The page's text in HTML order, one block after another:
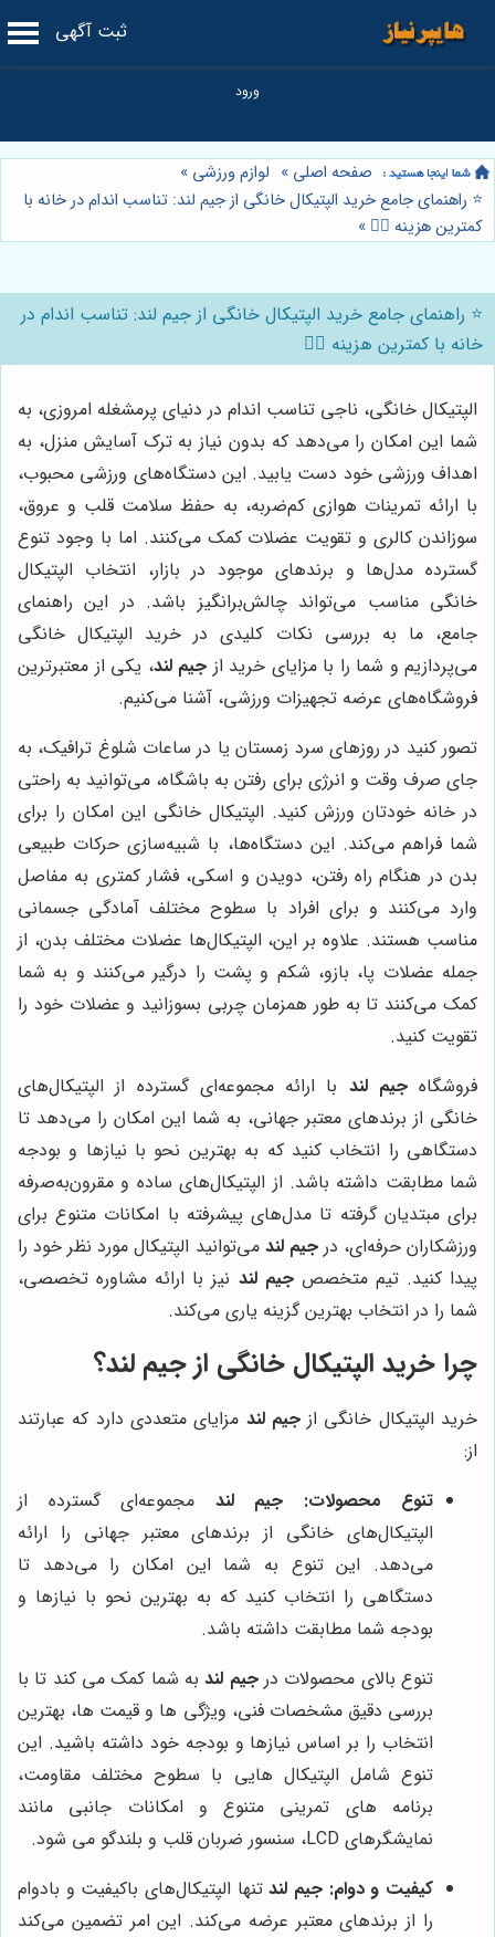
ثبت آگهی
صفحه اصلی » لوازم ورزشی »
⭐️ راهنمای جامع خرید الپتیکال خانگی از جیم لند: تناسب اندام در خانه با
کمترین هزینه 🏃‍♀️ »
⭐️ راهنمای جامع خرید الپتیکال خانگی از جیم لند: تناسب اندام در
خانه با کمترین هزینه 🏃‍♀️
الپتیکال خانگی، ناجی تناسب اندام در دنیای پرمشغله امروزی، به
شما این امکان را می‌دهد که بدون نیاز به ترک آسایش منزل، به
اهداف ورزشی خود دست یابید. این دستگاه‌های ورزشی محبوب،
با ارائه تمرینات هوازی کم‌ضربه، به حفظ سلامت قلب و عروق،
سوزاندن کالری و تقویت عضلات کمک می‌کنند. اما با وجود تنوع
گسترده مدل‌ها و برندهای موجود در بازار، انتخاب الپتیکال
خانگی مناسب می‌تواند چالش‌برانگیز باشد. در این راهنمای
جامع، ما به بررسی نکات کلیدی در خرید الپتیکال خانگی
می‌پردازیم و شما را با مزایای خرید از جیم لند، یکی از معتبرترین
فروشگاه‌های عرضه تجهیزات ورزشی، آشنا می‌کنیم.
تصور کنید در روزهای سرد زمستان یا در ساعات شلوغ ترافیک، به
جای صرف وقت و انرژی برای رفتن به باشگاه، می‌توانید به راحتی
در خانه خودتان ورزش کنید. الپتیکال خانگی این امکان را برای
شما فراهم می‌کند. این دستگاه‌ها، با شبیه‌سازی حرکات طبیعی
بدن در هنگام راه رفتن، دویدن و اسکی، فشار کمتری به مفاصل
وارد می‌کنند و برای افراد با سطوح مختلف آمادگی جسمانی
مناسب هستند. علاوه بر این، الپتیکال‌ها عضلات مختلف بدن، از
جمله عضلات پا، بازو، شکم و پشت را درگیر می‌کنند و به شما
کمک می‌کنند تا به طور همزمان چربی بسوزانید و عضلات خود را
تقویت کنید.
فروشگاهجیم لند با ارائه مجموعه‌ای گسترده از الپتیکال‌های
خانگی از برندهای معتبر جهانی، به شما این امکان را می‌دهد تا
دستگاهی را انتخاب کنید که به بهترین نحو با نیازها و بودجه
شما مطابقت داشته باشد. از الپتیکال‌های ساده و مقرون‌به‌صرفه
برای مبتدیان گرفته تا مدل‌های پیشرفته با امکانات متنوع برای
ورزشکاران حرفه‌ای، درجیم لند می‌توانید الپتیکال مورد نظر خود را
پیدا کنید. تیم متخصصجیم لند نیز با ارائه مشاوره تخصصی،
شما را در انتخاب بهترین گزینه یاری می‌کند.
چرا خرید الپتیکال خانگی از جیم لند؟
خرید الپتیکال خانگی ازجیم لند مزایای متعددی دارد که عبارتند
از:
تنوع محصولات:
جیم لند مجموعه‌ای گسترده از
الپتیکال‌های خانگی از برندهای معتبر جهانی را ارائه
می‌دهد. این تنوع به شما این امکان را می‌دهد تا
دستگاهی را انتخاب کنید که به بهترین نحو با نیازها و
بودجه شما مطابقت داشته باشد.
تنوع بالای محصولات درجیم لندبه شما کمک می کند تا با
بررسی دقیق مشخصات فنی، ویژگی ها و قیمت ها، بهترین
انتخاب را بر اساس نیازها و بودجه خود داشته باشید. این
تنوع شامل الپتیکال هایی با سطوح مختلف مقاومت،
برنامه های تمرینی متنوع و امکانات جانبی مانند
نمایشگرهای LCD، سنسور ضربان قلب و بلندگو می شود.
کیفیت و دوام: جیم لندتنها الپتیکال‌های باکیفیت و بادوام
را از برندهای معتبر عرضه می‌کند. این امر تضمین می‌کند